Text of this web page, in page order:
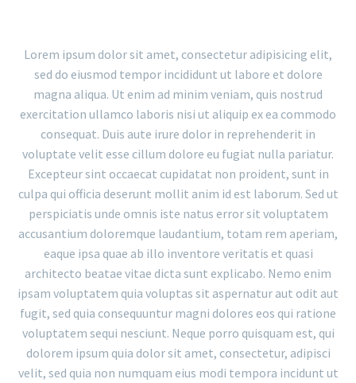
Lorem ipsum dolor sit amet, consectetur adipisicing elit,
sed do eiusmod tempor incididunt ut labore et dolore
magna aliqua. Ut enim ad minim veniam, quis nostrud
exercitation ullamco laboris nisi ut aliquip ex ea commodo
consequat. Duis aute irure dolor in reprehenderit in
voluptate velit esse cillum dolore eu fugiat nulla pariatur.
Excepteur sint occaecat cupidatat non proident, sunt in
culpa qui officia deserunt mollit anim id est laborum. Sed ut
perspiciatis unde omnis iste natus error sit voluptatem
accusantium doloremque laudantium, totam rem aperiam,
eaque ipsa quae ab illo inventore veritatis et quasi
architecto beatae vitae dicta sunt explicabo. Nemo enim
ipsam voluptatem quia voluptas sit aspernatur aut odit aut
fugit, sed quia consequuntur magni dolores eos qui ratione
voluptatem sequi nesciunt. Neque porro quisquam est, qui
dolorem ipsum quia dolor sit amet, consectetur, adipisci
velit, sed quia non numquam eius modi tempora incidunt ut